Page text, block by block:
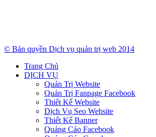
© Bản quyền Dịch vụ quản trị web 2014
Trang Chủ
DỊCH VỤ
Quản Trị Website
Quản Trị Fanpage Facebook
Thiết Kế Website
Dịch Vụ Seo Website
Thiết Kế Banner
Quảng Cáo Facebook